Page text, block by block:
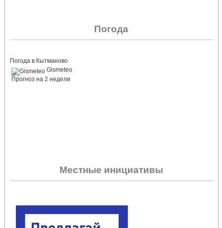
Погода
Погода в Кытманово
Gismeteo
Прогноз на 2 недели
Местные инициативы